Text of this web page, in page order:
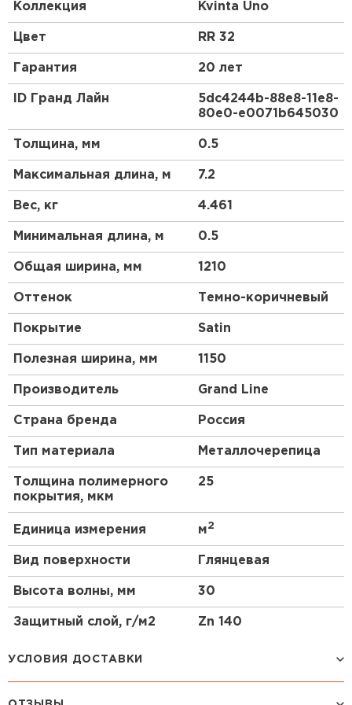
Коллекция Kvinta Uno
Цвет RR 32
Гарантия 20 лет
ID Гранд Лайн
5dc4244b-88e8-11e8-
80e0-e0071b645030
Толщина, мм 0.5
Максимальная длина, м 7.2
Вес, кг 4.461
Минимальная длина, м 0.5
Общая ширина, мм 1210
Оттенок Темно-коричневый
Покрытие Satin
Полезная ширина, мм 1150
Производитель Grand Line
Страна бренда Россия
Тип материала Металлочерепица
Толщина полимерного
покрытия, мкм
25
Единица измерения м2
Вид поверхности Глянцевая
Высота волны, мм 30
Защитный слой, г/м2 Zn 140
УСЛОВИЯ ДОСТАВКИ